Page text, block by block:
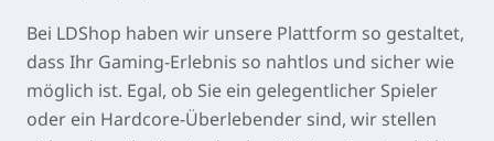
Bei LDShop haben wir unsere Plattform so gestaltet,
dass Ihr Gaming-Erlebnis so nahtlos und sicher wie
möglich ist. Egal, ob Sie ein gelegentlicher Spieler
oder ein Hardcore-Überlebender sind, wir stellen